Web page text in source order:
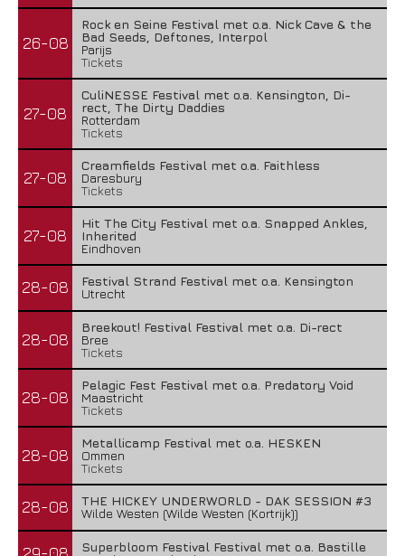
26-08
Rock en Seine Festival met o.a. Nick Cave & the
Bad Seeds, Deftones, Interpol
Parijs
Tickets
27-08
CuliNESSE Festival met o.a. Kensington, Di-
rect, The Dirty Daddies
Rotterdam
Tickets
27-08
Creamfields Festival met o.a. Faithless
Daresbury
Tickets
27-08
Hit The City Festival met o.a. Snapped Ankles,
Inherited
Eindhoven
28-08
Festival Strand Festival met o.a. Kensington
Utrecht
28-08
Breekout! Festival Festival met o.a. Di-rect
Bree
Tickets
28-08
Pelagic Fest Festival met o.a. Predatory Void
Maastricht
Tickets
28-08
Metallicamp Festival met o.a. HESKEN
Ommen
Tickets
28-08
THE HICKEY UNDERWORLD - DAK SESSION #3
Wilde Westen (Wilde Westen (Kortrijk))
Superbloom Festival Festival met o.a. Bastille